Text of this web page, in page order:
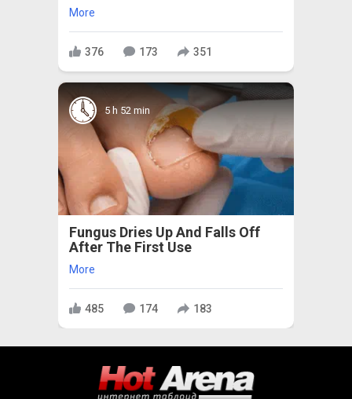
More
376 173 351
5 h 52 min
Fungus Dries Up And Falls Off
After The First Use
More
485 174 183